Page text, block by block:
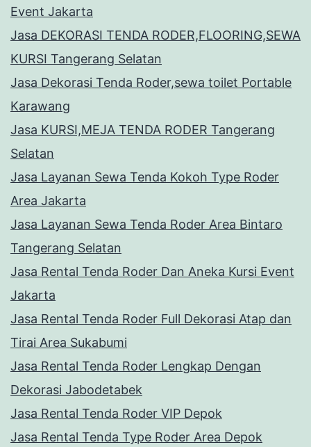
Event Jakarta
Jasa DEKORASI TENDA RODER,FLOORING,SEWA
KURSI Tangerang Selatan
Jasa Dekorasi Tenda Roder,sewa toilet Portable
Karawang
Jasa KURSI,MEJA TENDA RODER Tangerang
Selatan
Jasa Layanan Sewa Tenda Kokoh Type Roder
Area Jakarta
Jasa Layanan Sewa Tenda Roder Area Bintaro
Tangerang Selatan
Jasa Rental Tenda Roder Dan Aneka Kursi Event
Jakarta
Jasa Rental Tenda Roder Full Dekorasi Atap dan
Tirai Area Sukabumi
Jasa Rental Tenda Roder Lengkap Dengan
Dekorasi Jabodetabek
Jasa Rental Tenda Roder VIP Depok
Jasa Rental Tenda Type Roder Area Depok